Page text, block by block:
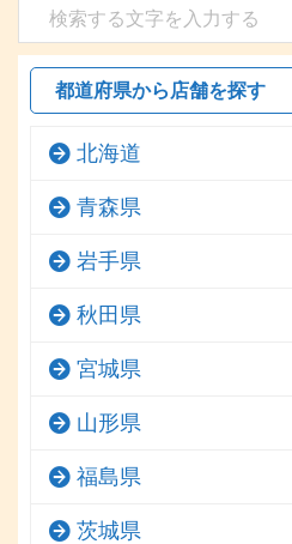
都道府県から店舗を探す
北海道
青森県
岩手県
秋田県
宮城県
山形県
福島県
茨城県